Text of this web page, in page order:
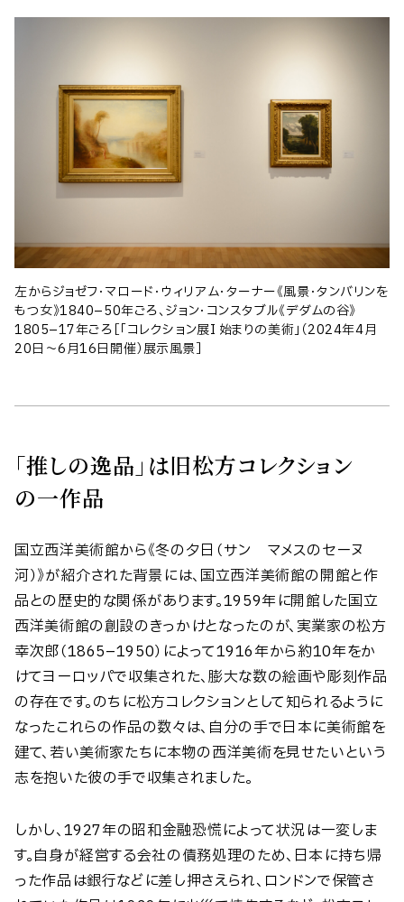
左からジョゼフ・マロード・ウィリアム・ターナー《風景・タンバリンを
もつ女》1840–50年ごろ、ジョン・コンスタブル《デダムの谷》
1805–17年ごろ［「コレクション展I 始まりの美術」（2024年4月
20日〜6月16日開催）展示風景］
「推しの逸品」は旧松方コレクション
の一作品
国立西洋美術館から《冬の夕日（サン゠マメスのセーヌ
河）》が紹介された背景には、国立西洋美術館の開館と作
品との歴史的な関係があります。1959年に開館した国立
西洋美術館の創設のきっかけとなったのが、実業家の松方
幸次郎（1865–1950）によって1916年から約10年をか
けてヨーロッパで収集された、膨大な数の絵画や彫刻作品
の存在です。のちに松方コレクションとして知られるように
なったこれらの作品の数々は、自分の手で日本に美術館を
建て、若い美術家たちに本物の西洋美術を見せたいという
志を抱いた彼の手で収集されました。
しかし、1927年の昭和金融恐慌によって状況は一変しま
す。自身が経営する会社の債務処理のため、日本に持ち帰
った作品は銀行などに差し押さえられ、ロンドンで保管さ